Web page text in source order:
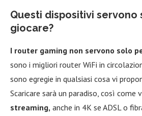
Questi dispositivi servono
giocare?
I router gaming non servono solo
sono i migliori router WiFi in
sono egregie in qualsiasi cosa vi
Scaricare sarà un paradiso, così come
streaming, anche in 4K se ADSL o